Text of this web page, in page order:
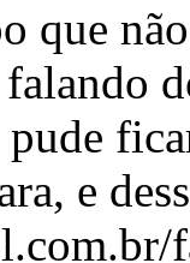
que
e